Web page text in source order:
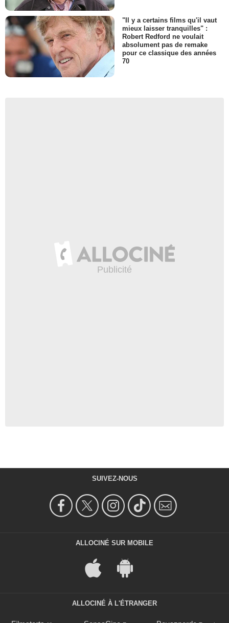
"Il y a certains films qu'il vaut
mieux laisser tranquilles" :
Robert Redford ne voulait
absolument pas de remake
pour ce classique des années
70
SUIVEZ-NOUS
ALLOCINÉ SUR MOBILE
ALLOCINÉ À L'ÉTRANGER